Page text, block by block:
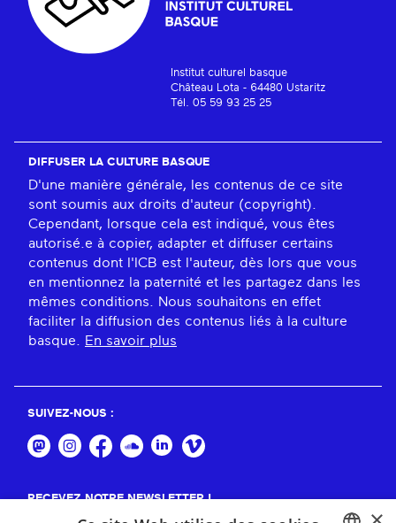
Institut culturel basque
Château Lota - 64480 Ustaritz
Tél. 05 59 93 25 25
DIFFUSER LA CULTURE BASQUE
D'une manière générale, les contenus de ce site
sont soumis aux droits d'auteur (copyright).
Cependant, lorsque cela est indiqué, vous êtes
autorisé.e à copier, adapter et diffuser certains
contenus dont l'ICB est l'auteur, dès lors que vous
en mentionnez la paternité et les partagez dans les
mêmes conditions. Nous souhaitons en effet
faciliter la diffusion des contenus liés à la culture
basque. En savoir plus
SUIVEZ-NOUS :
RECEVEZ NOTRE NEWSLETTER !